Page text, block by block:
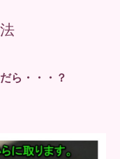
ら・・・？